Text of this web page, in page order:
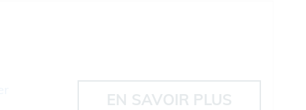
EN SAVOIR PLUS